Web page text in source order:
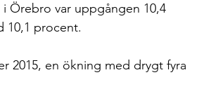
Örebro var uppgången 10,4
10,1 procent.
2015, en ökning med drygt fyra